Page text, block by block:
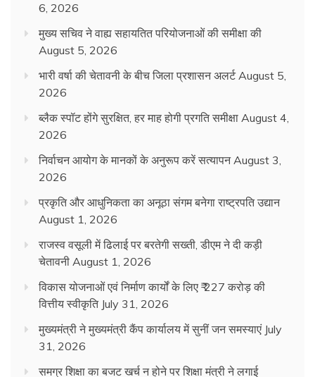
6, 2026
मुख्य सचिव ने वाह्य सहायतित परियोजनाओं की समीक्षा की
August 5, 2026
भारी वर्षा की चेतावनी के बीच जिला प्रशासन अलर्ट August 5,
2026
ब्लैक स्पॉट होंगे सुरक्षित, हर माह होगी प्रगति समीक्षा August 4,
2026
निर्वाचन आयोग के मानकों के अनुरूप करें सत्यापन August 3,
2026
प्रकृति और आधुनिकता का अनूठा संगम बनेगा राष्ट्रपति उद्यान
August 1, 2026
राजस्व वसूली में ढिलाई पर बरतेगी सख्ती, डीएम ने दी कड़ी
चेतावनी August 1, 2026
विकास योजनाओं एवं निर्माण कार्यों के लिए ₹ 227 करोड़ की
वित्तीय स्वीकृति July 31, 2026
मुख्यमंत्री ने मुख्यमंत्री कैंप कार्यालय में सुनीं जन समस्याएं July
31, 2026
समग्र शिक्षा का बजट खर्च न होने पर शिक्षा मंत्री ने लगाई